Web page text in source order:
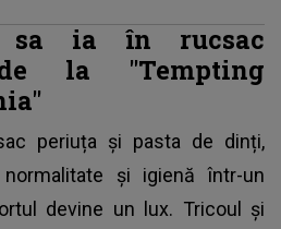
ia în rucsac
la "Tempting
periuța și pasta de dinți,
și igienă într-un
devine un lux. Tricoul și